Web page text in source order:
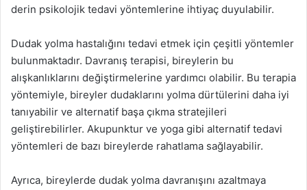
derin psikolojik tedavi yöntemlerine ihtiyaç duyulabilir.
Dudak yolma hastalığını tedavi etmek için çeşitli yöntemler
bulunmaktadır. Davranış terapisi, bireylerin bu
alışkanlıklarını değiştirmelerine yardımcı olabilir. Bu terapia
yöntemiyle, bireyler dudaklarını yolma dürtülerini daha iyi
tanıyabilir ve alternatif başa çıkma stratejileri
geliştirebilirler. Akupunktur ve yoga gibi alternatif tedavi
yöntemleri de bazı bireylerde rahatlama sağlayabilir.
Ayrıca, bireylerde dudak yolma davranışını azaltmaya